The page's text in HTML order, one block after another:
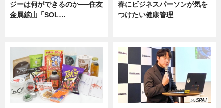
ジーは何ができるのか──住友
金属鉱山「SOL…
春にビジネスパーソンが気を
つけたい健康管理